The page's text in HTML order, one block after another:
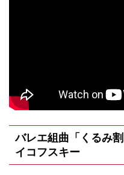
バレエ組曲「くるみ
イコフスキー